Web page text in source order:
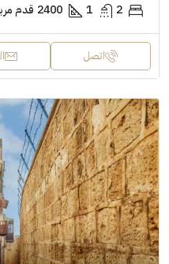
2
1
2400 قدم
اتصل